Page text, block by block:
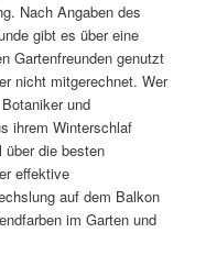
Nach Angaben des
gibt es über eine
Gartenfreunden genutzt
nicht mitgerechnet. Wer
und
ihrem Winterschlaf
die besten
effektive
auf dem Balkon
im Garten und